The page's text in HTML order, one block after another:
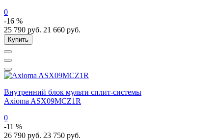
0
-16 %
25 790 руб. 21 660 руб.
Купить
Внутренний блок мульти сплит-системы
Axioma ASX09MCZ1R
0
-11 %
26 790 руб. 23 750 руб.